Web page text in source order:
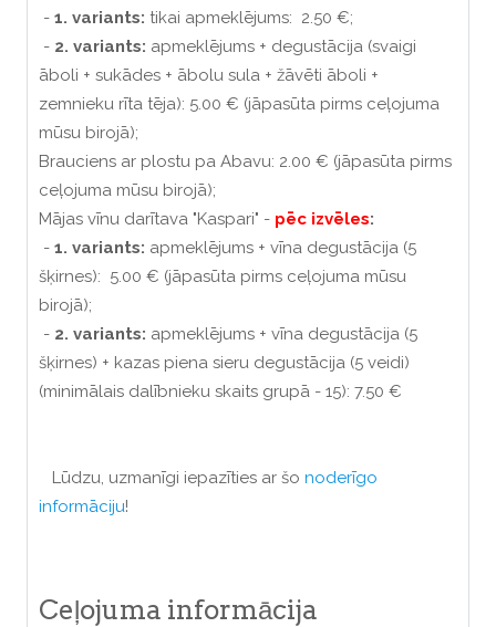
- 1. variants: tikai apmeklējums: 2.50 €;
- 2. variants: apmeklējums + degustācija (svaigi
āboli + sukādes + ābolu sula + žāvēti āboli +
zemnieku rīta tēja): 5.00 € (jāpasūta pirms ceļojuma
mūsu birojā);
Brauciens ar plostu pa Abavu: 2.00 € (jāpasūta pirms
ceļojuma mūsu birojā);
Mājas vīnu darītava "Kaspari" - pēc izvēles:
- 1. variants: apmeklējums + vīna degustācija (5
šķirnes): 5.00 € (jāpasūta pirms ceļojuma mūsu
birojā);
- 2. variants: apmeklējums + vīna degustācija (5
šķirnes) + kazas piena sieru degustācija (5 veidi)
(minimālais dalībnieku skaits grupā - 15): 7.50 €
Lūdzu, uzmanīgi iepazīties ar šo noderīgo
informāciju!
Ceļojuma informācija